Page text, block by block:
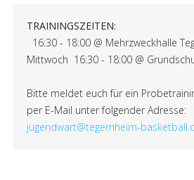
TRAININGSZEITEN:
16:30 - 18:00 @ Mehrzweckhalle
Mittwoch 16:30 - 18:00 @
Bitte meldet euch für ein
per E-Mail unter folgender Adresse:
jugendwart@tegernheim-